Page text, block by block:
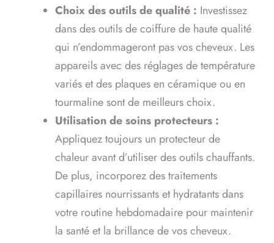
Choix des outils de qualité : Investissez
dans des outils de coiffure de haute qualité
qui n’endommageront pas vos cheveux. Les
appareils avec des réglages de température
variés et des plaques en céramique ou en
tourmaline sont de meilleurs choix.
Utilisation de soins protecteurs :
Appliquez toujours un protecteur de
chaleur avant d’utiliser des outils chauffants.
De plus, incorporez des traitements
capillaires nourrissants et hydratants dans
votre routine hebdomadaire pour maintenir
la santé et la brillance de vos cheveux.